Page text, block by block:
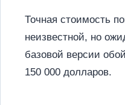
Точная стоимость
неизвестной, но
базовой версии
150 000 долларов.